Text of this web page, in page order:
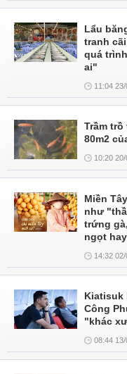
Lẩu
tranh
quá
ai"
11:04
Trầm
80m2
10:20
Miền
như
trứng
ngọt
14:32 02/
Kiatisuk
Công
"khác
08:44 13/